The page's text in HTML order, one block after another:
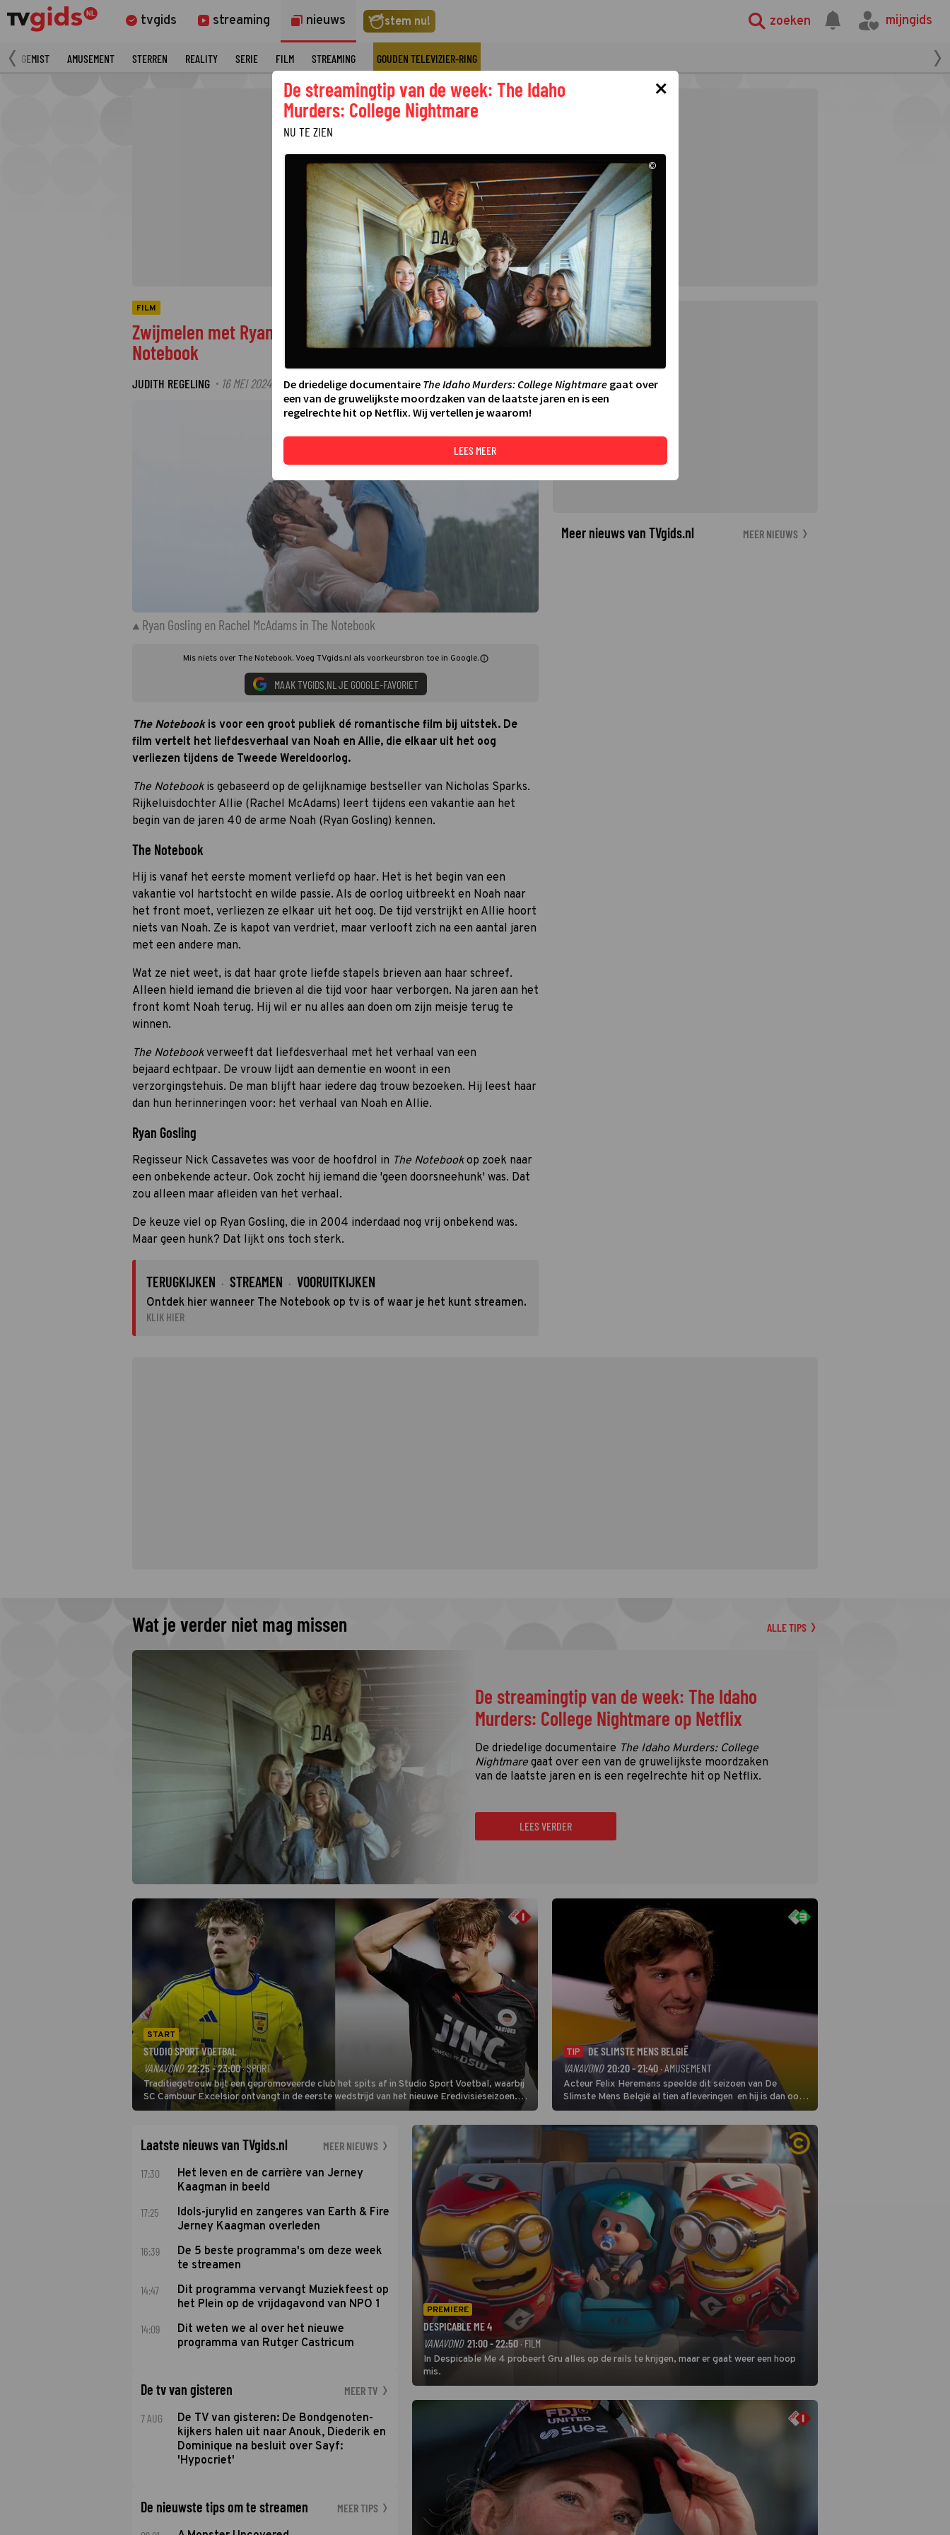
tvgids streaming nieuws stem nu! zoeken mijngids
GEMIST AMUSEMENT STERREN REALITY SERIE FILM STREAMING GOUDEN TELEVIZIER-RING
FILM
Zwijmelen met Ryan Gosling en Rachel McAdams in The
Notebook
JUDITH REGELING · 16 MEI 2024 13:49
©
Ryan Gosling en Rachel McAdams in The Notebook
Mis niets over The Notebook. Voeg TVgids.nl als voorkeursbron toe in Google.
MAAK TVGIDS.NL JE GOOGLE-FAVORIET
The Notebookis voor een groot publiek dé romantische film bij uitstek. De
film vertelt het liefdesverhaal van Noah en Allie, die elkaar uit het oog
verliezen tijdens de Tweede Wereldoorlog.
The Notebookis gebaseerd op de gelijknamige bestseller van Nicholas Sparks.
Rijkeluisdochter Allie (Rachel McAdams) leert tijdens een vakantie aan het
begin van de jaren 40 de arme Noah (Ryan Gosling) kennen.
The Notebook
Hij is vanaf het eerste moment verliefd op haar. Het is het begin van een
vakantie vol hartstocht en wilde passie. Als de oorlog uitbreekt en Noah naar
het front moet, verliezen ze elkaar uit het oog. De tijd verstrijkt en Allie hoort
niets van Noah. Ze is kapot van verdriet, maar verlooft zich na een aantal jaren
met een andere man.
Wat ze niet weet, is dat haar grote liefde stapels brieven aan haar schreef.
Alleen hield iemand die brieven al die tijd voor haar verborgen. Na jaren aan het
front komt Noah terug. Hij wil er nu alles aan doen om zijn meisje terug te
winnen.
The Notebookverweeft dat liefdesverhaal met het verhaal van een
bejaard echtpaar. De vrouw lijdt aan dementie en woont in een
verzorgingstehuis. De man blijft haar iedere dag trouw bezoeken. Hij leest haar
dan hun herinneringen voor: het verhaal van Noah en Allie.
Ryan Gosling
Regisseur Nick Cassavetes was voor de hoofdrol in The Notebookop zoek naar
een onbekende acteur. Ook zocht hij iemand die 'geen doorsneehunk' was. Dat
zou alleen maar afleiden van het verhaal.
De keuze viel op Ryan Gosling, die in 2004 inderdaad nog vrij onbekend was.
Maar geen hunk? Dat lijkt ons toch sterk.
TERUGKIJKEN · STREAMEN · VOORUITKIJKEN
Ontdek hier wanneer The Notebook op tv is of waar je het kunt streamen.
KLIK HIER
Meer nieuws van TVgids.nl MEER NIEUWS
Wat je verder niet mag missen ALLE TIPS
De streamingtip van de week: The Idaho
Murders: College Nightmare op Netflix
De driedelige documentaire The Idaho Murders: College
Nightmare gaat over een van de gruwelijkste moordzaken
van de laatste jaren en is een regelrechte hit op Netflix.
LEES VERDER
START
STUDIO SPORT VOETBAL
VANAVOND 22:25 - 23:00· SPORT
Traditiegetrouw bijt een gepromoveerde club het spits af in Studio Sport Voetbal, waarbij
SC Cambuur Excelsior ontvangt in de eerste wedstrijd van het nieuwe Eredivisieseizoen.
De nieuwe oefenmeester is Johan Plat en hij wil aanvallend voetballen.
TIP
DE SLIMSTE MENS BELGIË
VANAVOND 20:20 - 21:40 · AMUSEMENT
Acteur Felix Heremans speelde dit seizoen van De
Slimste Mens België al tien afleveringen en hij is dan ook
de grote favoriet in deze seizoensfinale. En er is
Nederlandse inbreng, want komiek Soundos El Ahmadi
neemt plaats aan de jurytafel.
Laatste nieuws van TVgids.nl MEER NIEUWS
17:30
Het leven en de carrière van Jerney
Kaagman in beeld
17:25
Idols-jurylid en zangeres van Earth & Fire
Jerney Kaagman overleden
16:39
De 5 beste programma's om deze week
te streamen
14:47
Dit programma vervangt Muziekfeest op
het Plein op de vrijdagavond van NPO 1
14:09
Dit weten we al over het nieuwe
programma van Rutger Castricum
De tv van gisteren MEER TV
7 AUG
De TV van gisteren: De Bondgenoten-
kijkers halen uit naar Anouk, Diederik en
Dominique na besluit over Sayf:
'Hypocriet'
De nieuwste tips om te streamen MEER TIPS
PREMIERE
DESPICABLE ME 4
VANAVOND 21:00 - 22:50· FILM
In Despicable Me 4 probeert Gru alles op de rails te krijgen, maar er gaat weer een hoop
mis.
×
De streamingtip van de week: The Idaho
Murders: College Nightmare
NU TE ZIEN
©
De driedelige documentaire The Idaho Murders: College Nightmaregaat over
een van de gruwelijkste moordzaken van de laatste jaren en is een
regelrechte hit op Netflix. Wij vertellen je waarom!
LEES MEER